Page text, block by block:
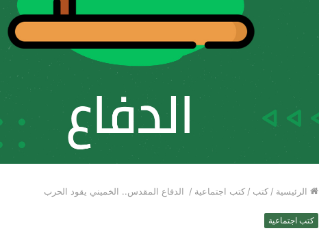
الرئيسية / كتب / كتب اجتماعية / الدفاع المقدس.. الخميني يقود الحرب
كتب اجتماعية